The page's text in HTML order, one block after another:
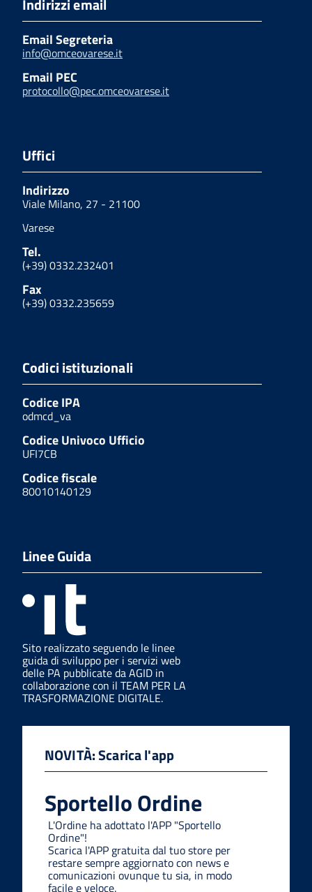
Indirizzi email
Email Segreteria
info@omceovarese.it
Email PEC
protocollo@pec.omceovarese.it
Uffici
Indirizzo
Viale Milano, 27 - 21100
Varese
Tel.
(+39) 0332.232401
Fax
(+39) 0332.235659
Codici istituzionali
Codice IPA
odmcd_va
Codice Univoco Ufficio
UFI7CB
Codice fiscale
80010140129
Linee Guida
Sito realizzato seguendo le linee
guida di sviluppo per i servizi web
delle PA pubblicate da AGID in
collaborazione con il TEAM PER LA
TRASFORMAZIONE DIGITALE.
NOVITÀ: Scarica l'app
Sportello Ordine
L'Ordine ha adottato l'APP "Sportello
Ordine"!
Scarica l'APP gratuita dal tuo store per
restare sempre aggiornato con news e
comunicazioni ovunque tu sia, in modo
facile e veloce.